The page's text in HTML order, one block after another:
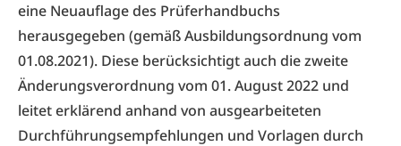
eine Neuauflage des Prüferhandbuchs
herausgegeben (gemäß Ausbildungsordnung vom
01.08.2021). Diese berücksichtigt auch die zweite
Änderungsverordnung vom 01. August 2022 und
leitet erklärend anhand von ausgearbeiteten
Durchführungsempfehlungen und Vorlagen durch